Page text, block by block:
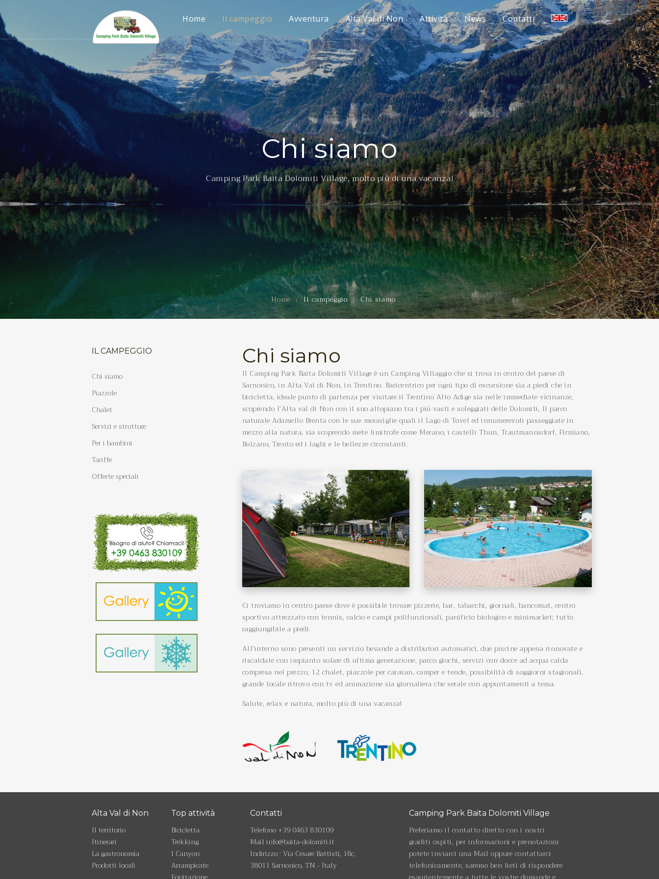
Home Il campeggio Avventura Alta Val di Non Attività News Contatti
Chi siamo
Camping Park Baita Dolomiti Village, molto più di una vacanza!
Home Il campeggio Chi siamo
IL CAMPEGGIO
Chi siamo
Piazzole
Chalet
Servizi e strutture
Per i bambini
Tariffe
Offerte speciali
Chi siamo
Il Camping Park Baita Dolomiti Village è un Camping Villaggio che si trova in centro del paese di
Sarnonico, in Alta Val di Non, in Trentino. Baricentrico per ogni tipo di escursione sia a piedi che in
bicicletta, ideale punto di partenza per visitare il Trentino Alto Adige sia nelle immediate vicinanze,
scoprendo l’Alta val di Non con il suo altopiano tra i più vasti e soleggiati delle Dolomiti, Il parco
naturale Adamello Brenta con le sue meraviglie quali il Lago di Tovel ed innumerevoli passeggiate in
mezzo alla natura, sia scoprendo mete limitrofe come Merano, i castelli Thun, Trautmannsdorf, Firmiano,
Bolzano, Trento ed i laghi e le bellezze circostanti.
Ci troviamo in centro paese dove è possibile trovare pizzerie, bar, tabacchi, giornali, bancomat, centro
sportivo attrezzato con tennis, calcio e campi polifunzionali, panificio biologico e minimarket; tutto
raggiungibile a piedi.
All’interno sono presenti un servizio bevande a distributori automatici, due piscine appena rinnovate e
riscaldate con impianto solare di ultima generazione, parco giochi, servizi con docce ad acqua calda
compresa nel prezzo, 12 chalet, piazzole per caravan, camper e tende, possibilità di soggiorni stagionali,
grande locale ritrovo con tv ed animazione sia giornaliera che serale con appuntamenti a tema.
Salute, relax e natura, molto più di una vacanza!
Alta Val di Non
Il territorio
Itinerari
La gastronomia
Prodotti locali
Top attività
Bicicletta
Trekking
I Canyon
Arrampicate
Contatti
Telefono +39 0463 830109
Mailinfo@baita-dolomiti.it
Indirizzo : Via Cesare Battisti, 18c,
38011 Sarnonico, TN - Italy
Camping Park Baita Dolomiti Village
Preferiamo il contatto diretto con i nostri
graditi ospiti, per informazioni e prenotazioni
potete inviarci una Mail oppure contattarci
telefonicamente, saremo ben lieti di rispondere